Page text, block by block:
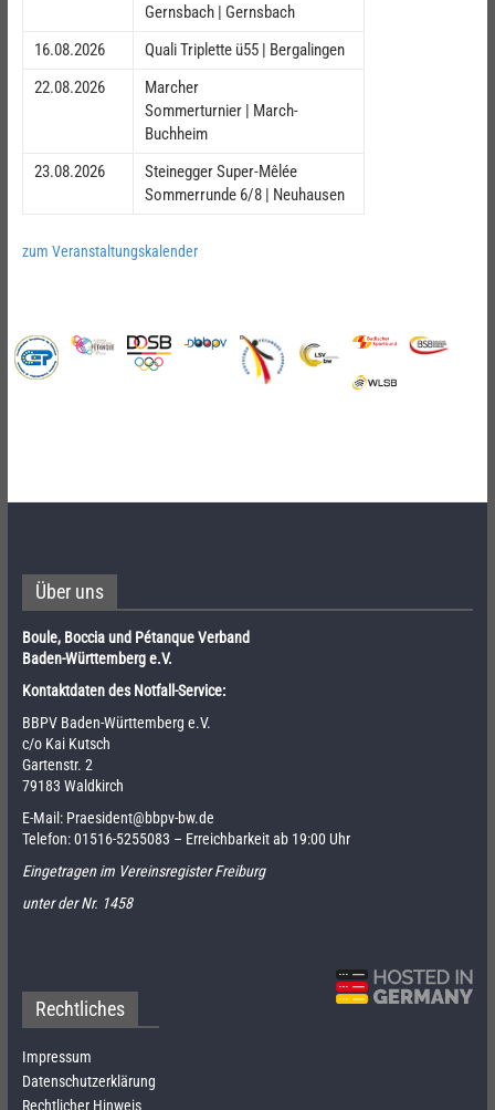
Gernsbach | Gernsbach
16.08.2026
Quali Triplette ü55 | Bergalingen
22.08.2026
Marcher
Sommerturnier | March-
Buchheim
23.08.2026
Steinegger Super-Mêlée
Sommerrunde 6/8 | Neuhausen
zum Veranstaltungskalender
Über uns
Boule, Boccia und Pétanque Verband
Baden-Württemberg e.V.
Kontaktdaten des Notfall-Service:
BBPV Baden-Württemberg e.V.
c/o Kai Kutsch
Gartenstr. 2
79183 Waldkirch
E-Mail: Praesident@bbpv-bw.de
Telefon:01516-5255083 – Erreichbarkeit ab 19:00 Uhr
Eingetragen im Vereinsregister Freiburg
unter der Nr. 1458
Rechtliches
Impressum
Datenschutzerklärung
Rechtlicher Hinweis